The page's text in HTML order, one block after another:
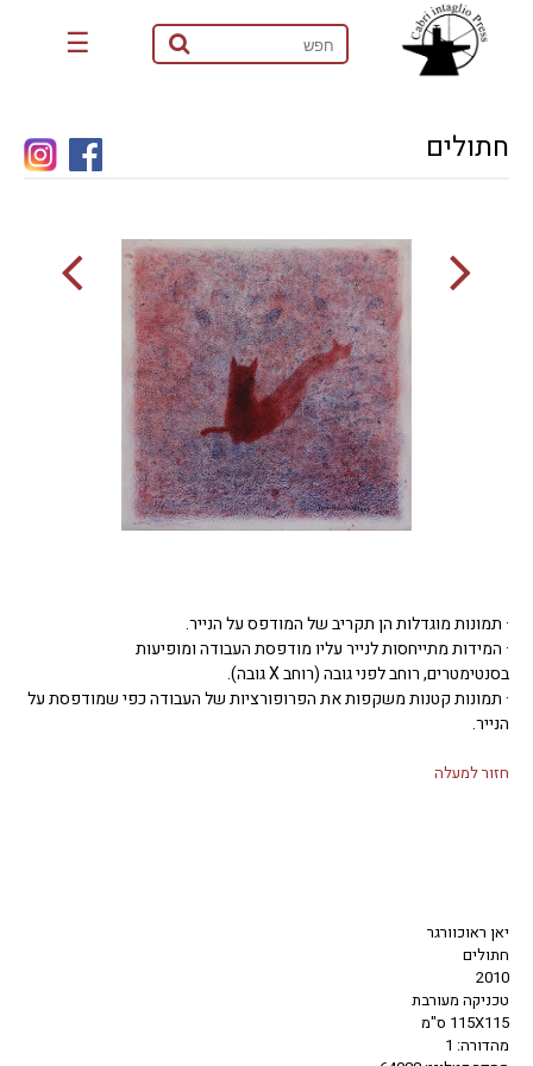
☰
חתולים
· תמונות מוגדלות הן תקריב של המודפס על הנייר.
· המידות מתייחסות לנייר עליו מודפסת העבודה ומופיעות
בסנטימטרים, רוחב לפני גובה (רוחב X גובה).
· תמונות קטנות משקפות את הפרופורציות של העבודה כפי שמודפסת על
הנייר.
חזור למעלה
יאן ראוכוורגר
חתולים
2010
טכניקה מעורבת
115X115 ס"מ
מהדורה: 1